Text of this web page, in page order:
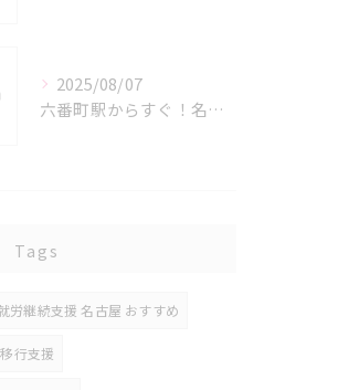
2025/08/07
六番町駅からすぐ！名古屋のeスポーツ施設で快適なプレイ環境を確保
Tags
労継続支援 名古屋 おすすめ
行支援